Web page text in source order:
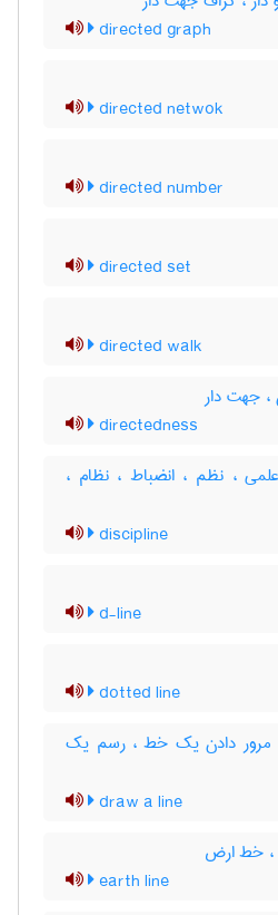
directed graph
directed netwok
directed number
directed set
directed walk
، جهت دار
directedness
، نظم ، انضباط ، نظام ،
discipline
d-line
dotted line
مرور دادن یک خط ، رسم یک
draw a line
خط ارض
earth line